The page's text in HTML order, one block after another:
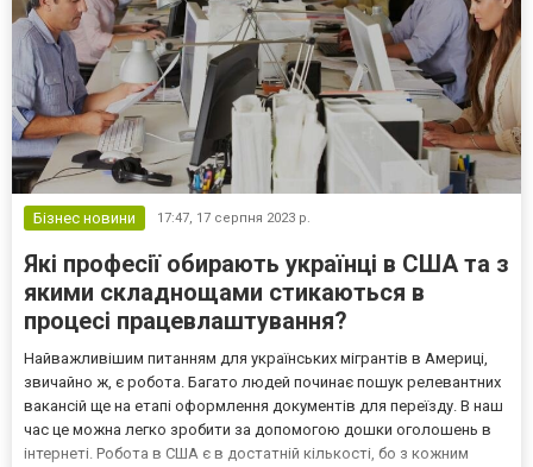
Бізнес новини 17:47, 17 серпня 2023 р.
Які професії обирають українці в США та з
якими складнощами стикаються в
процесі працевлаштування?
Найважливішим питанням для українських мігрантів в Америці,
звичайно ж, є робота. Багато людей починає пошук релевантних
вакансій ще на етапі оформлення документів для переїзду. В наш
час це можна легко зробити за допомогою дошки оголошень в
інтернеті. Робота в США є в достатній кількості, бо з кожним